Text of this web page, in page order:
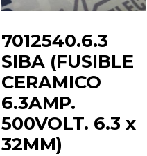
7012540.6.3
SIBA (FUSIBLE
CERAMICO
6.3AMP.
500VOLT. 6.3 x
32MM)